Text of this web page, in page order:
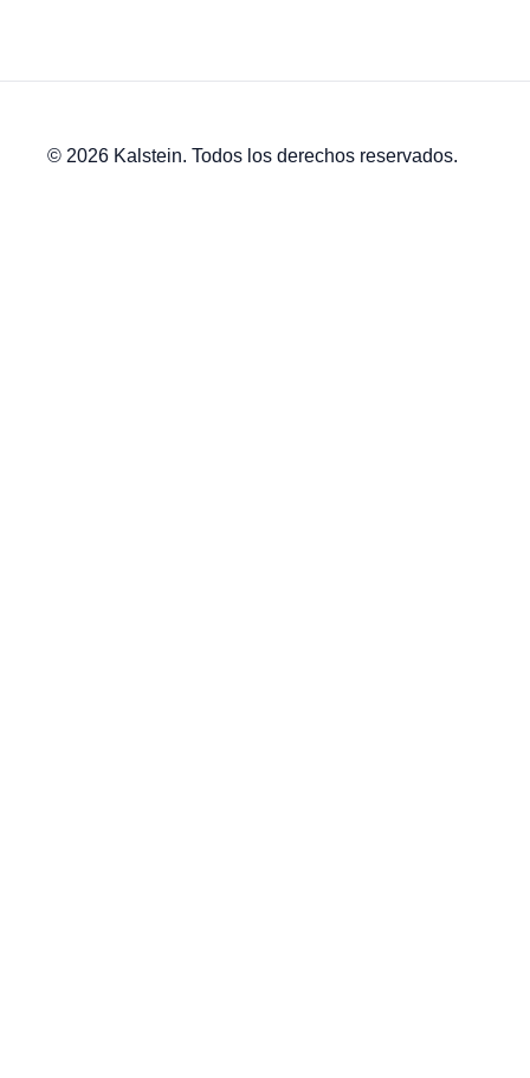
© 2026 Kalstein. Todos los derechos reservados.